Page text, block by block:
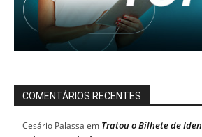
COMENTÁRIOS RECENTES
Cesário Palassa em Tratou o Bilhete de